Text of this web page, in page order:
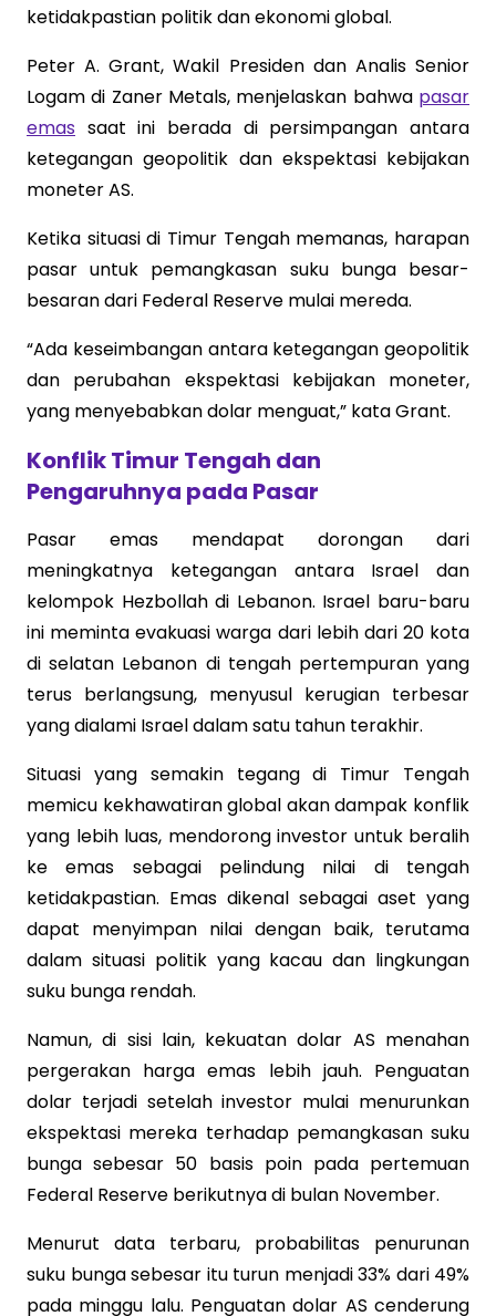
ketidakpastian politik dan ekonomi global.
Peter A. Grant, Wakil Presiden dan Analis Senior
Logam di Zaner Metals, menjelaskan bahwa pasar
emas saat ini berada di persimpangan antara
ketegangan geopolitik dan ekspektasi kebijakan
moneter AS.
Ketika situasi di Timur Tengah memanas, harapan
pasar untuk pemangkasan suku bunga besar-
besaran dari Federal Reserve mulai mereda.
“Ada keseimbangan antara ketegangan geopolitik
dan perubahan ekspektasi kebijakan moneter,
yang menyebabkan dolar menguat,” kata Grant.
Konflik Timur Tengah dan
Pengaruhnya pada Pasar
Pasar emas mendapat dorongan dari
meningkatnya ketegangan antara Israel dan
kelompok Hezbollah di Lebanon. Israel baru-baru
ini meminta evakuasi warga dari lebih dari 20 kota
di selatan Lebanon di tengah pertempuran yang
terus berlangsung, menyusul kerugian terbesar
yang dialami Israel dalam satu tahun terakhir.
Situasi yang semakin tegang di Timur Tengah
memicu kekhawatiran global akan dampak konflik
yang lebih luas, mendorong investor untuk beralih
ke emas sebagai pelindung nilai di tengah
ketidakpastian. Emas dikenal sebagai aset yang
dapat menyimpan nilai dengan baik, terutama
dalam situasi politik yang kacau dan lingkungan
suku bunga rendah.
Namun, di sisi lain, kekuatan dolar AS menahan
pergerakan harga emas lebih jauh. Penguatan
dolar terjadi setelah investor mulai menurunkan
ekspektasi mereka terhadap pemangkasan suku
bunga sebesar 50 basis poin pada pertemuan
Federal Reserve berikutnya di bulan November.
Menurut data terbaru, probabilitas penurunan
suku bunga sebesar itu turun menjadi 33% dari 49%
pada minggu lalu. Penguatan dolar AS cenderung